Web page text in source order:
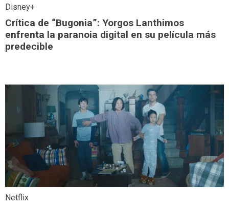
Disney+
Crítica de “Bugonia”: Yorgos Lanthimos
enfrenta la paranoia digital en su película más
predecible
Netflix